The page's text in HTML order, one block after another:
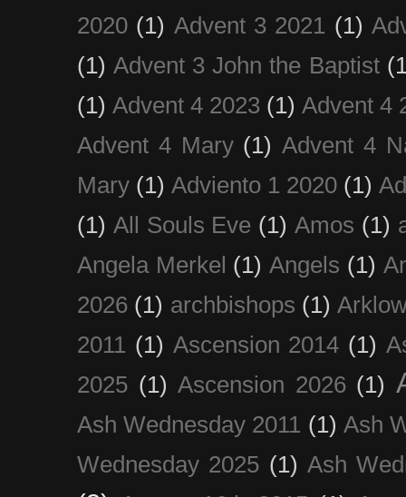
2020 (1) Advent 3 2021 (1)
(1) Advent 3 John the Baptist
(1) Advent 4 2023 (1) Advent 4
Advent 4 Mary (1) Advent 4
Mary (1) Adviento 1 2020 (1)
(1) All Souls Eve (1) Amos (1)
Angela Merkel (1) Angels (1)
2026 (1) archbishops (1)
2011 (1) Ascension 2014 (1)
2025 (1) Ascension 2026 (1)
Ash Wednesday 2011 (1) Ash
Wednesday 2025 (1) Ash